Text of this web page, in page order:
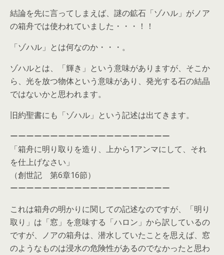
結論を先に言ってしまえば、謎の鉱石「ゾハル」がノア
の箱舟では使われていました・・・！！
「ゾハル」とは何なのか・・・。
ゾハルとは、「輝き」という意味がありますが、そこか
ら、光を放つ物体という意味があり、発光する石の結晶
ではないかと思われます。
旧約聖書にも「ゾハル」という記述は出てきます。
ーーーーーーーーーーーーーーーーーーーー
「箱舟に明り取りを造り、上から1アンマにして、それ
を仕上げなさい」
（創世記 第6章16節）
ーーーーーーーーーーーーーーーーーーーー
これは箱舟の明かりに関しての記述なのですが、「明り
取り」は「窓」を意味する「ハロン」から訳しているの
ですが、ノアの箱舟は、潜水していたことを思えば、窓
のようなものは浸水の危険性があるのでなかったと思わ